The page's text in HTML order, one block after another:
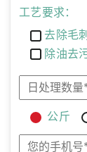
工艺要求：
去除毛
除油去
公斤